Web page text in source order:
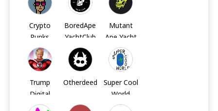
MATIC BCH TRX
FIL AXS
Crypto
Punks
BoredApe
YachtClub
Mutant
Ape Yacht
Club
Trump
Digital
Trading
Otherdeed
Super Cool
World